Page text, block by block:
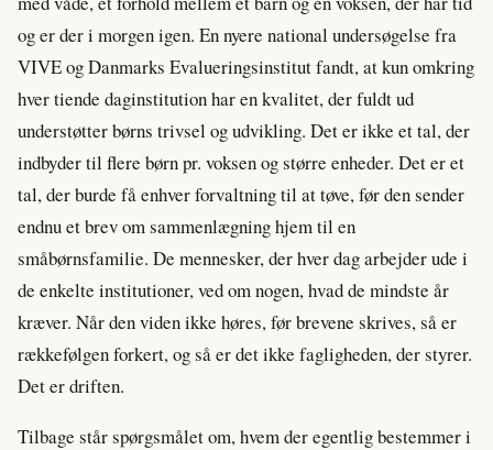
og er der i morgen igen. En nyere national undersøgelse fra
VIVE og Danmarks Evalueringsinstitut fandt, at kun omkring
hver tiende daginstitution har en kvalitet, der fuldt ud
understøtter børns trivsel og udvikling. Det er ikke et tal, der
indbyder til flere børn pr. voksen og større enheder. Det er et
tal, der burde få enhver forvaltning til at tøve, før den sender
endnu et brev om sammenlægning hjem til en
småbørnsfamilie. De mennesker, der hver dag arbejder ude i
de enkelte institutioner, ved om nogen, hvad de mindste år
kræver. Når den viden ikke høres, før brevene skrives, så er
rækkefølgen forkert, og så er det ikke fagligheden, der styrer.
Det er driften.
Tilbage står spørgsmålet om, hvem der egentlig bestemmer i